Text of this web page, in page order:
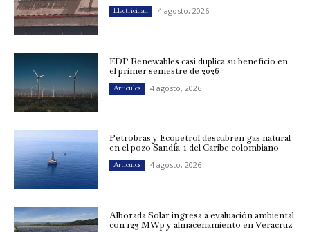
Electricidad 4 agosto, 2026
EDP Renewables casi duplica su beneficio en
el primer semestre de 2026
Artículos 4 agosto, 2026
Petrobras y Ecopetrol descubren gas natural
en el pozo Sandía-1 del Caribe colombiano
Artículos 4 agosto, 2026
Alborada Solar ingresa a evaluación ambiental
con 123 MWp y almacenamiento en Veracruz